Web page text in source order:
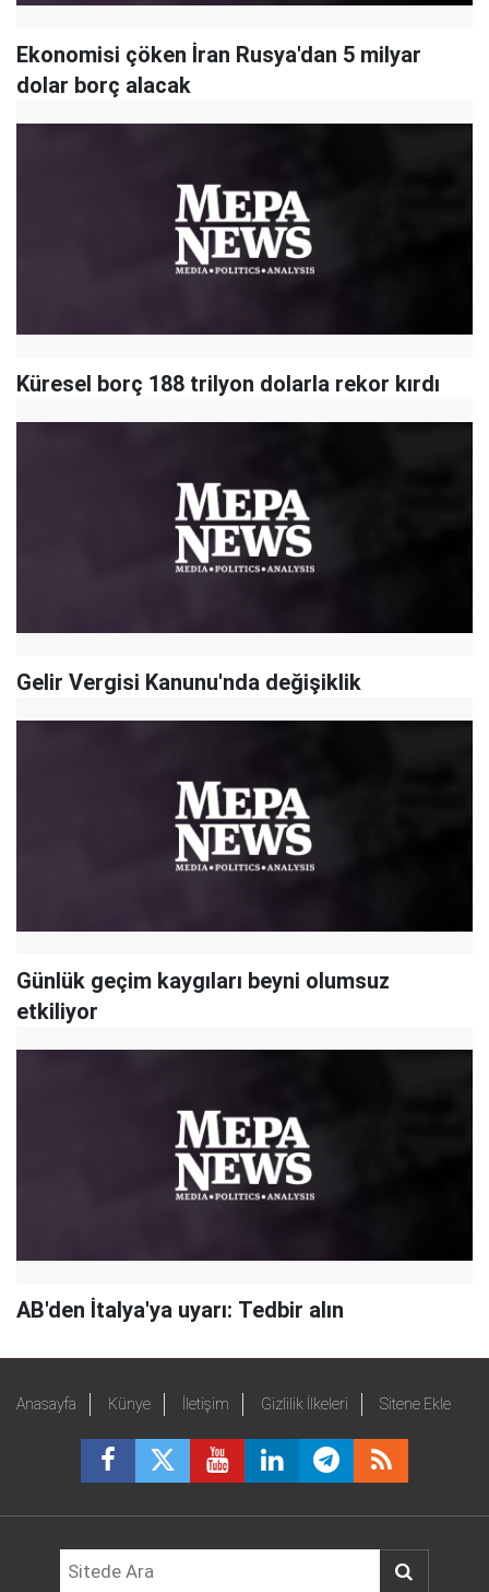
Ekonomisi çöken İran Rusya'dan 5 milyar
dolar borç alacak
Küresel borç 188 trilyon dolarla rekor kırdı
Gelir Vergisi Kanunu'nda değişiklik
Günlük geçim kaygıları beyni olumsuz
etkiliyor
AB'den İtalya'ya uyarı: Tedbir alın
Anasayfa Künye İletişim Gizlilik İlkeleri Sitene Ekle